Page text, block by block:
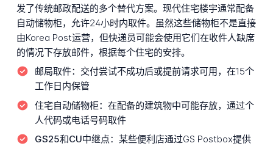
发了传统邮政配送的多个替代方案。现代住宅楼宇通常配备
自动储物柜，允许24小时内取件。虽然这些储物柜不是直接
由Korea Post运营，但快递员可能会使用它们在收件人缺席
的情况下存放邮件，根据每个住宅的安排。
邮局取件： 交付尝试不成功后或提前请求可用，在15个
工作日内保管
住宅自动储物柜： 在配备的建筑物中可能存放，通过个
人代码或电话号码取件
GS25和CU中继点： 某些便利店通过GS Postbox提供